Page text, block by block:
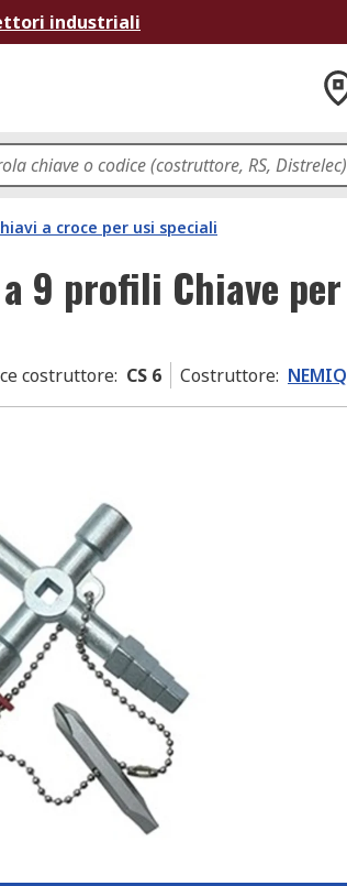
industriali
a croce per usi speciali
9 profili Chiave per
costruttore: CS 6 Costruttore: NEMIQ